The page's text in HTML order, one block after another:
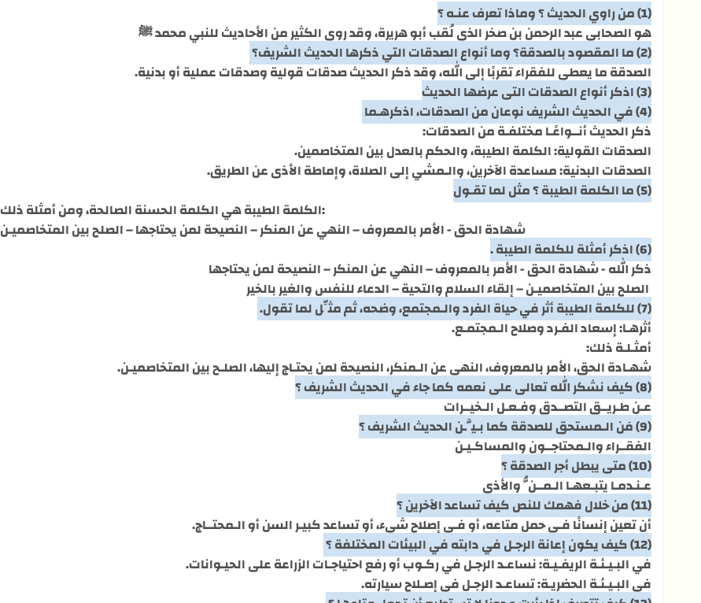
(1) من راوي الحديث ؟ وماذا تعرف عنـه ؟
هو الصحابي عبد الرحمن بن صخر الذي لُقب أبو هريرة، وقد روى الكثير من الأحاديث للنبي محمد ﷺ
(2) ما المقصود بالصدقة؟ وما أنواع الصدقات التي ذكرها الحديث الشريف؟
الصدقة ما يعطي للفقراء تقربًا إلى الله، وقد ذكر الحديث صدقات قولية وصدقات عملية أو بدنية.
(3) اذكر أنواع الصدقات التي عرضها الحديث
(4) في الحديث الشريف نوعان من الصدقات، اذكرهـما
ذكر الحديث أنــواعًـا مختلفـة من الصدقات:
الصدقات القولية: الكلمة الطيبة، والحكم بالعدل بين المتخاصمين.
الصدقات البدنية: مساعدة الآخرين، والـمشي إلى الصلاة، وإماطة الأذى عن الطريق.
(5) ما الكلمة الطيبة ؟ مثل لما تقـول
الكلمة الطيبة هي الكلمة الحسنة الصالحة، ومن أمثلة ذلك:
شهادة الحق - الأمر بالمعروف – النهي عن المنكر – النصيحة لمن يحتاجها – الصلح بين المتخاصميـن
(6) اذكر أمثلة للكلمة الطيبة .
ذكر الله - شهادة الحق - الأمر بالمعروف – النهي عن المنكر – النصيحة لمن يحتاجها
الصلح بين المتخاصميـن – إلقاء السلام والتحية – الدعاء للنفس والغير بالخير
(7) للكلمة الطيبة أثر في حياة الفرد والـمجتمع، وضحه، ثم مثِّل لما تقول.
أثرهـا: إسعاد الفـرد وصلاح الـمجتمـع.
أمثـلـة ذلك:
شهـادة الحق، الأمر بالمعروف، النهي عن الـمنكر، النصيحة لمن يحتـاج إليها، الصلـح بين المتخاصميـن.
(8) كيف نشكر الله تعالى على نعمه كما جاء في الحديث الشريف ؟
عـن طـريــق التصــدق وفـعـل الـخيــرات
(9) مَن الـمستحق للصدقة كما بـيَّـن الحديث الشريف ؟
الفقــراء والـمحتاجــون والمساكـيـن
(10) متى يبطل أجر الصدقة ؟
عـنـدمـا يتبـعهـا الـمــنُّ والأذى
(11) من خلال فهمك للنص كيف تساعد الآخرين ؟
أن تعين إنسانًا فـي حمل متاعه، أو فـي إصلاح شيء، أو تساعد كبيـر السن أو الـمحتــاج.
(12) كيف يكون إعانة الرجـل في دابته في البيئات المختلفة ؟
في البـيـئـة الريفـيـة: نساعـد الرجـل في ركـوب أو رفع احتياجـات الزراعة على الحيـوانات.
في البـيـئـة الحضريـة: تساعـد الرجـل في إصـلاح سيارته.